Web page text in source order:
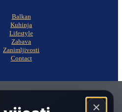
Balkan
Kuhinja
Lifestyle
Zabava
Zanimljivosti
Contact
×